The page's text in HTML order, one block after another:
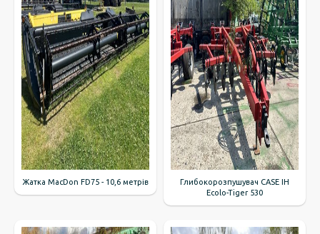
Жатка MacDon FD75 - 10,6 метрів
Глибокорозпушувач CASE IH
Ecolo-Tiger 530